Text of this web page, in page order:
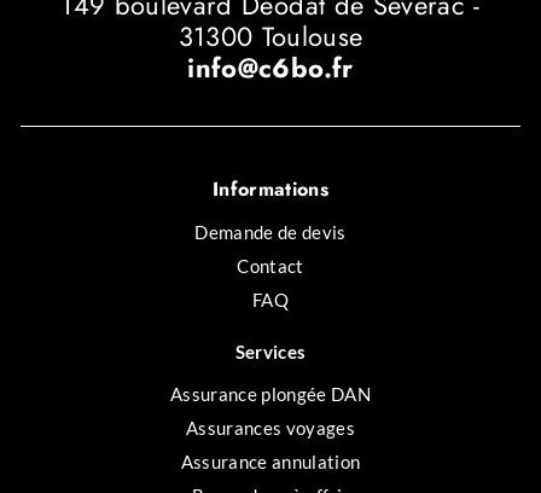
31300 Toulouse
info@c6bo.fr
Informations
Demande de devis
Contact
FAQ
Services
Assurance plongée DAN
Assurances voyages
Assurance annulation